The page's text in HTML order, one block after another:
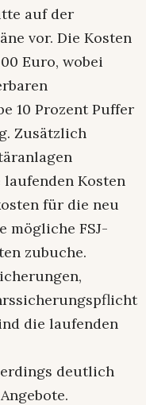
auf der
vor. Die Kosten
Euro, wobei
10 Prozent Puffer
Zusätzlich
Kosten
für die neu
mögliche FSJ-
zubuche.
die laufenden
deutlich